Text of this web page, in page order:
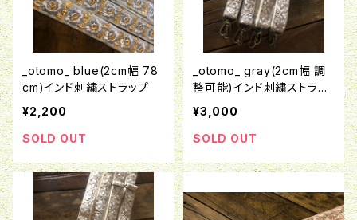
_otomo_ blue(2cm幅 78
cm)インド刺繍ストラップ
¥2,200
SOLD OUT
_otomo_ gray(2cm幅 調
整可能)インド刺繍ストラッ
プ
¥3,000
SOLD OUT